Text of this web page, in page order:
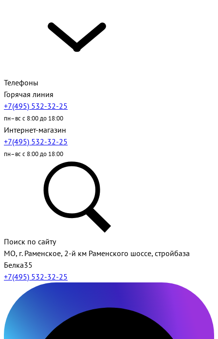
Телефоны
Горячая линия
+7(495) 532-32-25
пн–вс с 8:00 до 18:00
Интернет-магазин
+7(495) 532-32-25
пн–вс с 8:00 до 18:00
Поиск по сайту
МО, г. Раменское, 2-й км Раменского шоссе, стройбаза
Белка35
+7(495) 532-32-25